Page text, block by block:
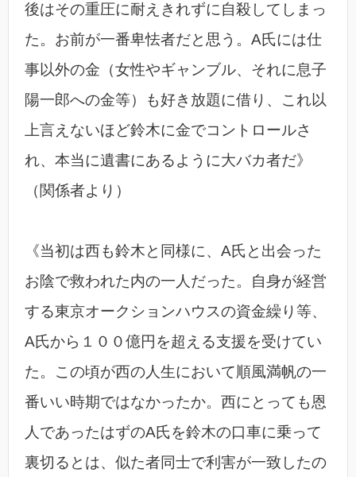
後はその重圧に耐えきれずに自殺してしまっ
た。お前が一番卑怯者だと思う。A氏には仕
事以外の金（女性やギャンブル、それに息子
陽一郎への金等）も好き放題に借り、これ以
上言えないほど鈴木に金でコントロールさ
れ、本当に遺書にあるように大バカ者だ》
（関係者より）
《当初は西も鈴木と同様に、A氏と出会った
お陰で救われた内の一人だった。自身が経営
する東京オークションハウスの資金繰り等、
A氏から１００億円を超える支援を受けてい
た。この頃が西の人生において順風満帆の一
番いい時期ではなかったか。西にとっても恩
人であったはずのA氏を鈴木の口車に乗って
裏切るとは、似た者同士で利害が一致したの